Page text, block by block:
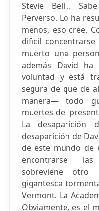
Stevie Bell...
Perverso. Lo ha
menos, eso cree.
difícil
muerto una
además David ha
voluntad y está
segura de que de
manera— todo
muertes del
La desaparición
desaparición de
de este mundo de
encontrarse las
sobreviene otro
gigantesca
Vermont. La
Obviamente, es el